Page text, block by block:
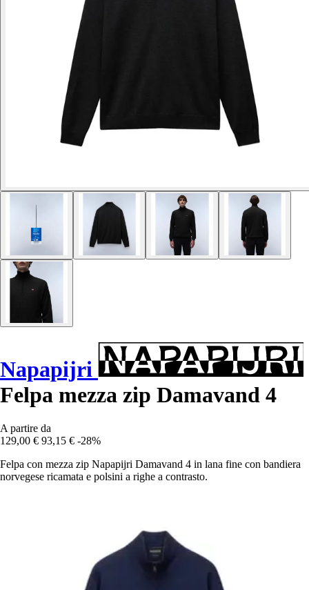
Napapijri
Felpa mezza zip Damavand 4
A partire da
129,00 € 93,15 € -28%
Felpa con mezza zip Napapijri Damavand 4 in lana fine con bandiera
norvegese ricamata e polsini a righe a contrasto.